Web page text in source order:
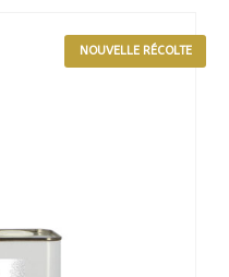
NOUVELLE RÉCOLTE